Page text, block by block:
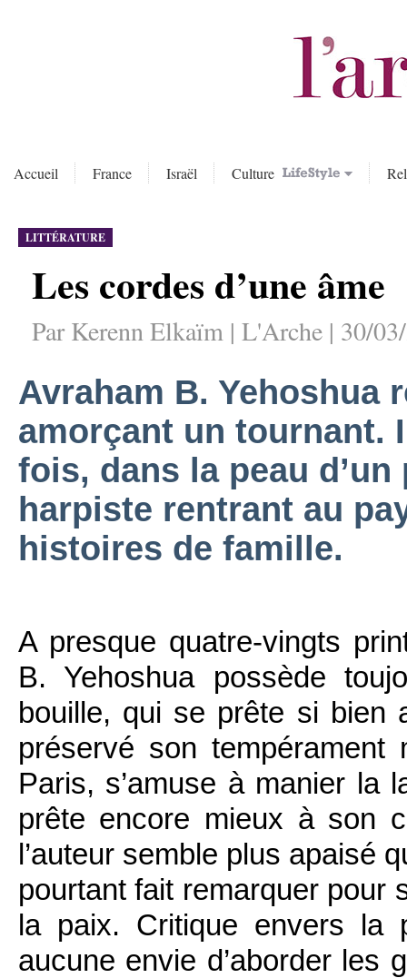
Accueil France Israël Culture
LITTÉRATURE
Les cordes d’une âme
Par Kerenn Elkaïm | L'Arche | 30/
Avraham B. Yehoshua
amorçant un tournant.
fois, dans la peau
harpiste rentrant au
histoires de famille.
A presque quatre-vingts
B. Yehoshua possède
bouille, qui se prête si bien
préservé son
Paris, s’amuse à manier la
prête encore mieux à son
l’auteur semble plus apaisé
pourtant fait remarquer pour
la paix. Critique envers la
aucune envie d’aborder les